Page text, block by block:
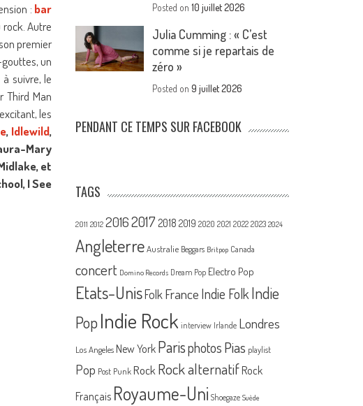
: bar
Autre
premier
un
suivre, le
Third Man
les
, Idlewild,
Mary
et
I See
Posted on10 juillet 2026
Julia Cumming : « C’est
comme si je repartais de
zéro »
Posted on9 juillet 2026
PENDANT CE TEMPS SUR FACEBOOK
TAGS
2011 2012 20162017 2018 2019 2020 2021 2022 2023 2024
Angleterre Australie Beggars Britpop Canada
concert Domino Records Dream Pop Electro Pop
Etats-UnisFolk France Indie FolkIndie
PopIndie Rock interview Irlande Londres
Los Angeles New York Parisphotos Pias playlist
Pop Post Punk Rock Rock alternatif Rock
Français Royaume-Uni Shoegaze Suède